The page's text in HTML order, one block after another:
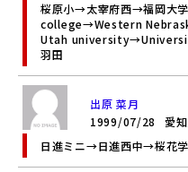
桜原小→太宰府西→福岡大
college→Western
Utah
羽田
出原 菜月
1999/07/28
愛
日進ミニ→日進西中→桜花